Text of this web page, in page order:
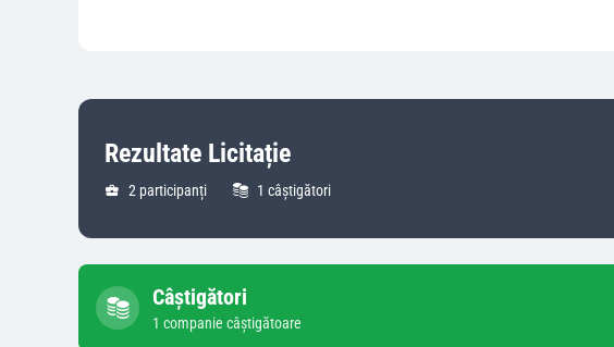
Rezultate Licitație
2 participanți 1 câștigători
Câștigători
1 companie câștigătoare